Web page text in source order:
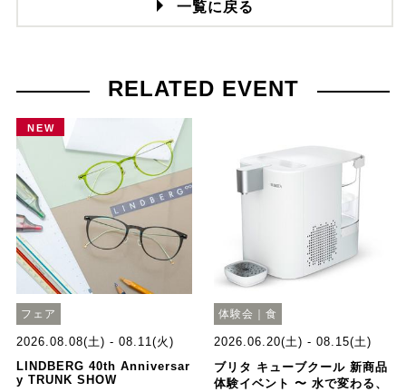
一覧に戻る
RELATED EVENT
NEW
フェア
2026.08.08(土) - 08.11(火)
LINDBERG 40th Anniversar
y TRUNK SHOW
体験会｜食
2026.06.20(土) - 08.15(土)
ブリタ キューブクール 新商品
体験イベント 〜 水で変わる、